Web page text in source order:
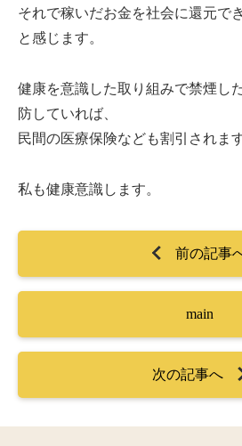
それで稼いだお金を社会に還元で
と感じます。
健康を意識した取り組みで禁煙し
防していれば、
民間の医療保険なども割引されます
私も健康意識します。
前の記事
main
次の記事へ